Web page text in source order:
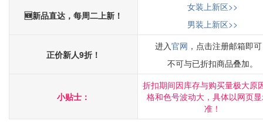
🆕新品直达，每周二上新！
女装上新区>>
男装上新区>>
正价新人9折！
进入官网 ，点击注册邮箱即
不可与已折扣商品叠加。
小贴士：
折扣期间因库存与购买量极大原
格和色号波动大，具体以网页
准！